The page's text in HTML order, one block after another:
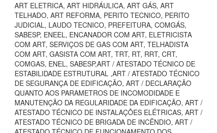
ART ELETRICA, ART HIDRÁULICA, ART GÁS, ART
TELHADO, ART REFORMA, PERITO TECNICO, PERITO
JUDICIAL, LAUDO TECNICO, PREFEITURA, COMGÁS,
SABESP, ENEEL, ENCANADOR COM ART, ELETRICISTA
COM ART, SERVIÇOS DE GAS COM ART, TELHADISTA
COM ART, GASISTA COM ART, TRT, RT, RRT, CRT,
COMGAS, ENEL, SABESP,ART / ATESTADO TÉCNICO DE
ESTABILIDADE ESTRUTURAL ,ART / ATESTADO TÉCNICO
DE SEGURANÇA DE EDIFICAÇÃO, ART / DECLARAÇÃO
QUANTO AOS PARAMETROS DE INCOMODIDADE E
MANUTENÇÃO DA REGULARIDADE DA EDIFICAÇÃO, ART /
ATESTADO TÉCNICO DE INSTALAÇÕES ELÉTRICAS, ART /
ATESTADO TÉCNICO DE BRIGADA DE INCÊNDIO, ART /